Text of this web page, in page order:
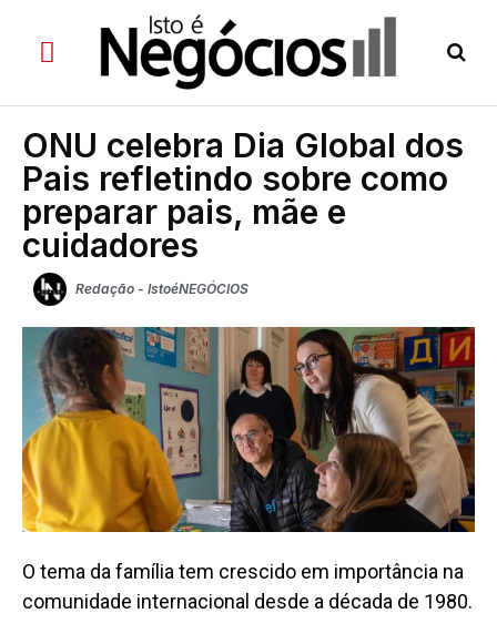
ONU celebra Dia Global dos
Pais refletindo sobre como
preparar pais, mãe e
cuidadores
Redação - IstoéNEGÓCIOS
O tema da família tem crescido em importância na
comunidade internacional desde a década de 1980.